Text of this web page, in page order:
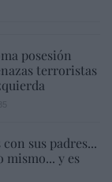
posesión
terroristas
sus padres...
mismo... y es